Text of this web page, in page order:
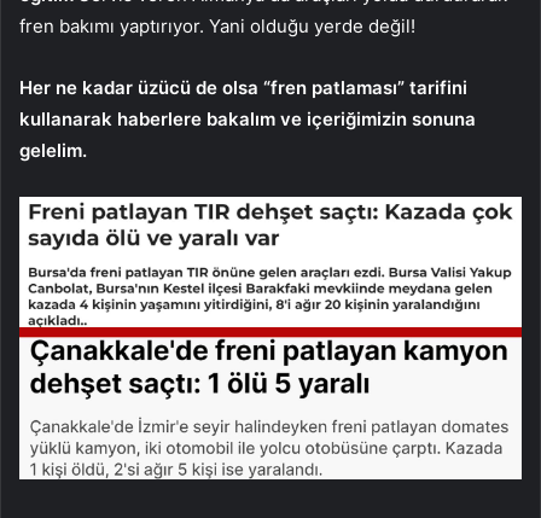
fren bakımı yaptırıyor. Yani olduğu yerde değil!
Her ne kadar üzücü de olsa “fren patlaması” tarifini
kullanarak haberlere bakalım ve içeriğimizin sonuna
gelelim.